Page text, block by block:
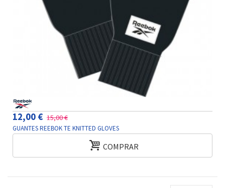
12,00 € 15,00 €
GUANTES REEBOK TE KNITTED GLOVES
COMPRAR